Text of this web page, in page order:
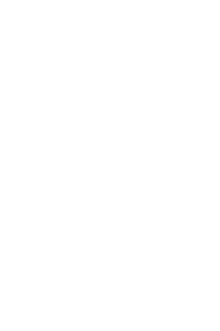
Para los visitantes,
observar de cerca
que los zoológicos
Especie en
El tití de Goeldi
región amazónica
comprometida. Su